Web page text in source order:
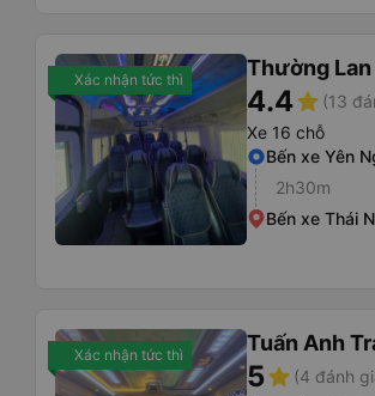
Xác nhận tức thì Thường Lan
4.4star (13
Xe 16 chỗ
Bến xe Yên
2h30m
Bến xe Thái
Xác nhận tức thì Tuấn Anh
5star (4 đánh